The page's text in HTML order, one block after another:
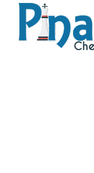
Saltar
contenido